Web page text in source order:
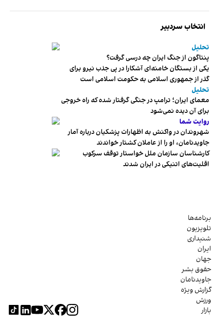
انتخاب سردبیر
تحلیل
پنتاگون از جنگ ایران چه درسی گرفت؟
یکی از بستگان خامنه‌ای آشکارا در پی جذب نیرو برای
گذر از جمهوری اسلامی به حکومت اسلامی است
تحلیل
معمای ایران؛ ترامپ در جنگی گرفتار شده که راه خروجی
برای آن دیده نمی‌شود
روایت شما
شهروندان در واکنش به اظهارات پزشکیان درباره آمار
جاویدنامان، او را از عاملان کشتار خواندند
کارشناسان سازمان ملل خواستار توقف سرکوب
اقلیت‌های اتنیکی در ایران شدند
برنامه‌ها
تلویزیون
شنیداری
ایران
جهان
حقوق بشر
جاویدنامان
گزارش ویژه
ورزش
بازار